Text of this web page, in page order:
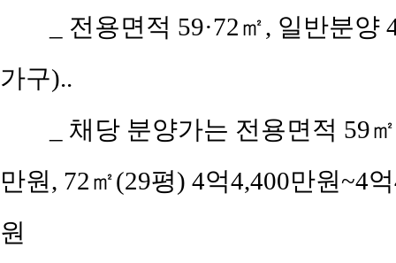
_ 전용면적 59·72㎡, 일반분
가구)..
_ 채당 분양가는 전용면적 59
만원, 72㎡(29평) 4억4,400만원~4
원